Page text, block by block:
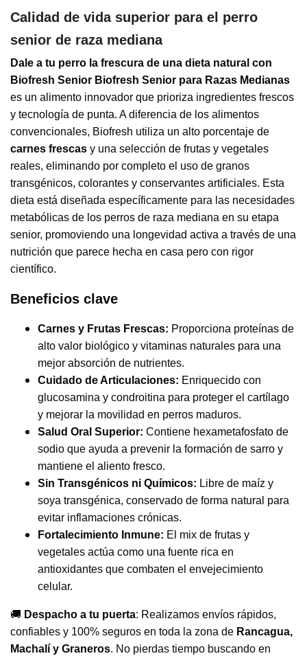
Calidad de vida superior para el perro
senior de raza mediana
Dale a tu perro la frescura de una dieta natural con
Biofresh Senior Biofresh Senior para Razas Medianas
es un alimento innovador que prioriza ingredientes frescos
y tecnología de punta. A diferencia de los alimentos
convencionales, Biofresh utiliza un alto porcentaje de
carnes frescas y una selección de frutas y vegetales
reales, eliminando por completo el uso de granos
transgénicos, colorantes y conservantes artificiales. Esta
dieta está diseñada específicamente para las necesidades
metabólicas de los perros de raza mediana en su etapa
senior, promoviendo una longevidad activa a través de una
nutrición que parece hecha en casa pero con rigor
científico.
Beneficios clave
Carnes y Frutas Frescas: Proporciona proteínas de
alto valor biológico y vitaminas naturales para una
mejor absorción de nutrientes.
Cuidado de Articulaciones: Enriquecido con
glucosamina y condroitina para proteger el cartílago
y mejorar la movilidad en perros maduros.
Salud Oral Superior: Contiene hexametafosfato de
sodio que ayuda a prevenir la formación de sarro y
mantiene el aliento fresco.
Sin Transgénicos ni Químicos: Libre de maíz y
soya transgénica, conservado de forma natural para
evitar inflamaciones crónicas.
Fortalecimiento Inmune: El mix de frutas y
vegetales actúa como una fuente rica en
antioxidantes que combaten el envejecimiento
celular.
🚚 Despacho a tu puerta: Realizamos envíos rápidos,
confiables y 100% seguros en toda la zona de Rancagua,
Machalí y Graneros. No pierdas tiempo buscando en